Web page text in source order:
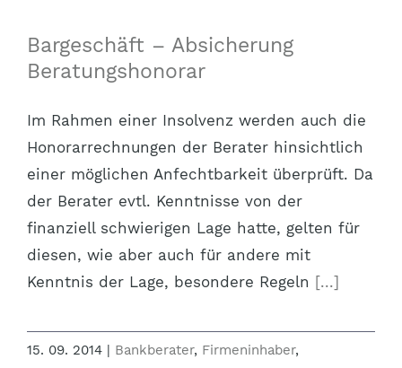
Bargeschäft – Absicherung
Beratungshonorar
Im Rahmen einer Insolvenz werden auch die
Honorarrechnungen der Berater hinsichtlich
einer möglichen Anfechtbarkeit überprüft. Da
der Berater evtl. Kenntnisse von der
finanziell schwierigen Lage hatte, gelten für
diesen, wie aber auch für andere mit
Kenntnis der Lage, besondere Regeln [...]
15. 09. 2014 | Bankberater, Firmeninhaber,